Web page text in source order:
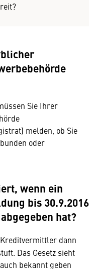
Sie Ihrer
melden, ob Sie
oder
wenn ein
bis 30.9.2016
hat?
dann
Das Gesetz sieht
bekannt geben